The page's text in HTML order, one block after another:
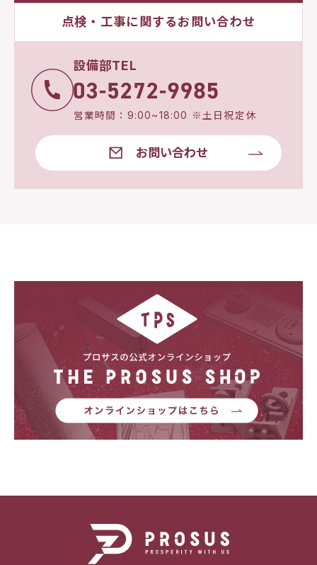
点検・工事に関するお問い合わせ
設備部TEL
営業時間：9:00~18:00 ※土日祝定休
お問い合わせ